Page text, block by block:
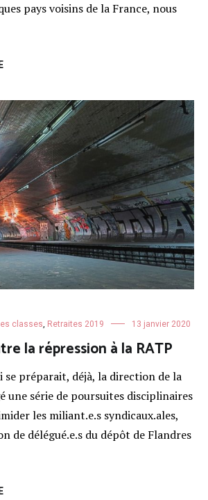
pays voisins de la France, nous
classes, Retraites 2019 13 janvier 2020
la répression à la RATP
se préparait, déjà, la direction de la
une série de poursuites disciplinaires
les miliant.e.s syndicaux.ales,
de délégué.e.s du dépôt de Flandres